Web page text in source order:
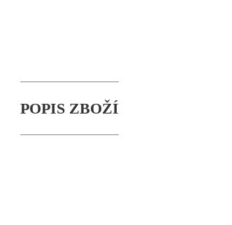
POPIS ZBOŽÍ